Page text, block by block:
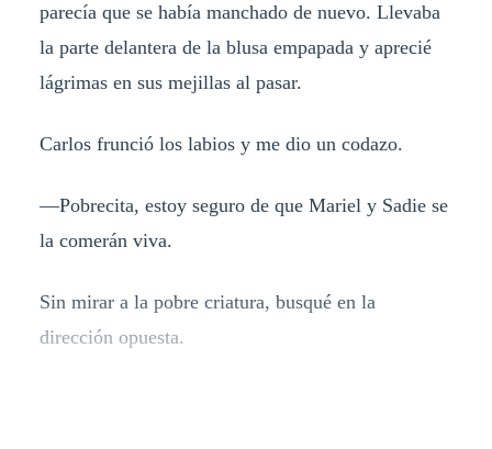
parecía que se había manchado de nuevo. Llevaba
la parte delantera de la blusa empapada y aprecié
lágrimas en sus mejillas al pasar.
Carlos frunció los labios y me dio un codazo.
—Pobrecita, estoy seguro de que Mariel y Sadie se
la comerán viva.
Sin mirar a la pobre criatura, busqué en la
dirección opuesta.